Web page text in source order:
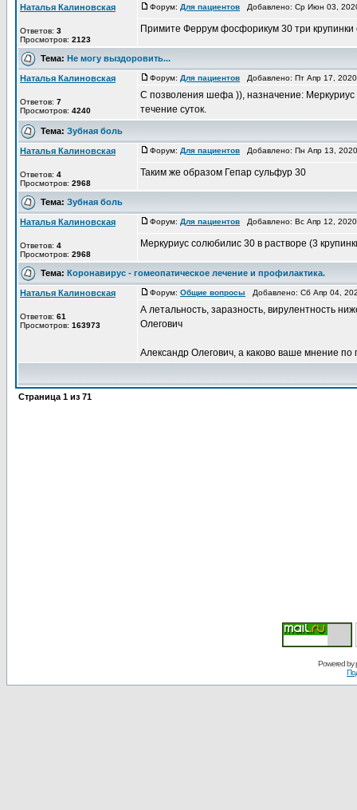
Наталья Калиновская
Ответов: 3
Просмотров: 2123
Форум: Для пациентов Добавлено: Ср Июн 03,
Примите Феррум фосфорикум 30 три крупинки
Тема: Не могу выздоровить...
Наталья Калиновская
Ответов: 7
Просмотров: 4240
Форум: Для пациентов Добавлено: Пт Апр 17,
С позволения шефа )), назначение: Меркуриус
течение суток.
Тема: Зубная боль
Наталья Калиновская
Ответов: 4
Просмотров: 2968
Форум: Для пациентов Добавлено: Пн Апр 13,
Таким же образом Гепар сульфур 30
Тема: Зубная боль
Наталья Калиновская
Ответов: 4
Просмотров: 2968
Форум: Для пациентов Добавлено: Вс Апр 12,
Меркуриус солюбилис 30 в растворе (3
Тема: Коронавирус - гомеопатическое лечение и профилактика.
Наталья Калиновская
Ответов: 61
Просмотров: 163973
Форум: Общие вопросы Добавлено: Сб Апр 04,
А летальность, заразность, вирулентность
Олегович
Александр Олегович, а каково ваше мнение
Страница 1 из 71
Powered by